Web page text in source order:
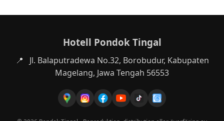
Hotell Pondok Tingal
📍
Jl. Balaputradewa No.32, Borobudur, Kabupaten
Magelang, Jawa Tengah 56553